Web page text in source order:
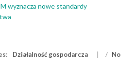
wyznacza nowe standardy
Działalność gospodarcza / No